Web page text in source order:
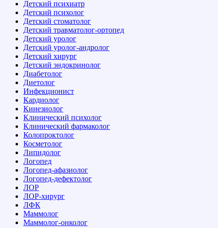
Детский психиатр
Детский психолог
Детский стоматолог
Детский травматолог-ортопед
Детский уролог
Детский уролог-андролог
Детский хирург
Детский эндокринолог
Диабетолог
Диетолог
Инфекционист
Кардиолог
Кинезиолог
Клинический психолог
Клинический фармаколог
Колопроктолог
Косметолог
Липидолог
Логопед
Логопед-афазиолог
Логопед-дефектолог
ЛОР
ЛОР-хирург
ЛФК
Маммолог
Маммолог-онколог